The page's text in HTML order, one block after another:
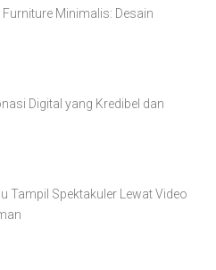
Minimalis: Desain
Digital yang Kredibel dan
Tampil Spektakuler Lewat Video